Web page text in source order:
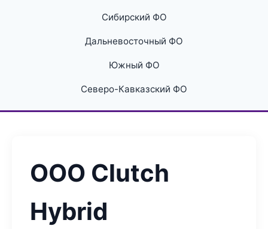
Сибирский ФО
Дальневосточный ФО
Южный ФО
Северо-Кавказский ФО
ООО Clutch
Hybrid